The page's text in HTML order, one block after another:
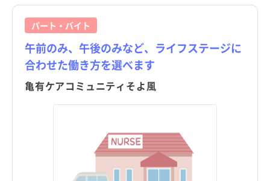
パート・バイト
午前のみ、午後のみなど、ライフステージに
合わせた働き方を選べます
亀有ケアコミュニティそよ風